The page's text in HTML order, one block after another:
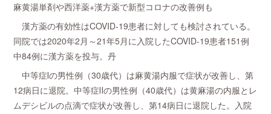
麻黄湯単剤や西洋薬+漢方薬で新型コロナの改善例も
漢方薬の有効性はCOVID-19患者に対しても検討されている。
同院では2020年2月～21年5月に入院したCOVID-19患者151例
中84例に漢方薬を投与。丹
中等症Ⅰの男性例（30歳代）は麻黄湯内服で症状が改善し、第
12病日に退院。中等症Ⅱの男性例（40歳代）は黄麻湯の内服とレ
ムデシビルの点滴で症状が改善し、第14病日に退院した。入院